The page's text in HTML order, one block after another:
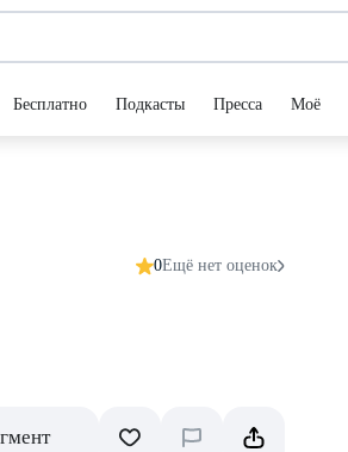
Бесплатно Подкасты Пресса Моё
0Ещё нет оценок